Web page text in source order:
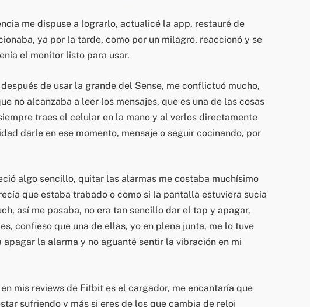
me dispuse a lograrlo, actualicé la app, restauré de
ya por la tarde, como por un milagro, reaccionó y se
el monitor listo para usar.
de usar la grande del Sense, me conflictuó mucho,
no alcanzaba a leer los mensajes, que es una de las cosas
traes el celular en la mano y al verlos directamente
darle en ese momento, mensaje o seguir cocinando, por
algo sencillo, quitar las alarmas me costaba muchísimo
que estaba trabado o como si la pantalla estuviera sucia
así me pasaba, no era tan sencillo dar el tap y apagar,
confieso que una de ellas, yo en plena junta, me lo tuve
la alarma y no aguanté sentir la vibración en mi
mis reviews de Fitbit es el cargador, me encantaría que
sufriendo y más si eres de los que cambia de reloj